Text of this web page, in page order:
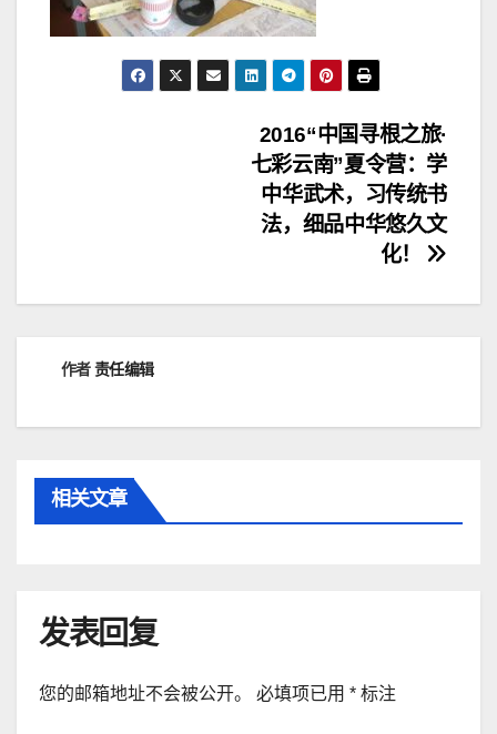
2016“中国寻根之旅·
七彩云南”夏令营：学
中华武术，习传统书
法，细品中华悠久文
化！
作者责任编辑
相关文章
发表回复
您的邮箱地址不会被公开。 必填项已用 * 标注